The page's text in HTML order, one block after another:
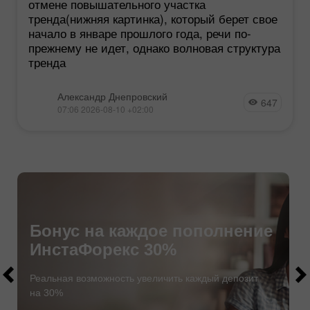
отмене повышательного участка
тренда(нижняя картинка), который берет свое
начало в январе прошлого года, речи по-
прежнему не идет, однако волновая структура
тренда
Александр Днепровский
07:06 2026-08-10 +02:00 647
Бонус на каждое пополнение
ИнстаФорекс 30%
Реальная возможность увеличить каждый депозит
на 30%